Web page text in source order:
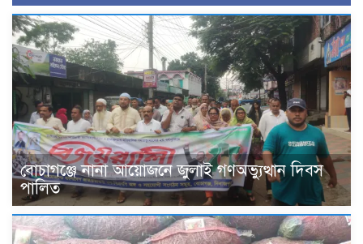
বোচাগঞ্জে নানা আয়োজনে জুলাই গণঅভ্যুত্থান দিবস
পালিত